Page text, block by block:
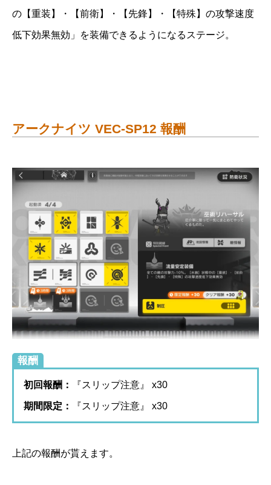
の【重装】・【前衛】・【先鋒】・【特殊】の攻撃速度
低下効果無効」を装備できるようになるステージ。
アークナイツ VEC-SP12 報酬
報酬
初回報酬： 『スリップ注意』 x30
期間限定： 『スリップ注意』 x30
上記の報酬が貰えます。